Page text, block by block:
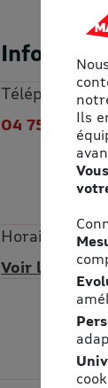
Téléphone
04 75 09 27
Horaires
Voir les
Ils